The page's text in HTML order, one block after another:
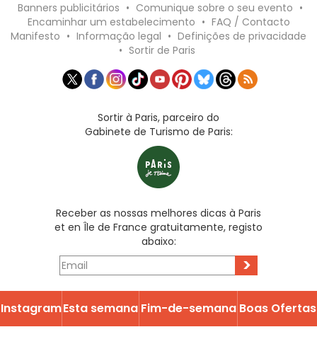
Banners publicitários • Comunique sobre o seu evento •
Encaminhar um estabelecimento • FAQ / Contacto
Manifesto • Informação legal • Definições de privacidade
• Sortir de Paris
Sortir à Paris, parceiro do
Gabinete de Turismo de Paris:
Receber as nossas melhores dicas à Paris
et en Île de France gratuitamente, registo
abaixo:
>
InstagramEsta semana Fim-de-semana Boas Ofertas